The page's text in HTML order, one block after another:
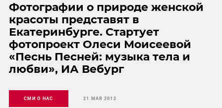
Фотографии о природе женской
красоты представят в
Екатеринбурге. Стартует
фотопроект Олеси Моисеевой
«Песнь Песней: музыка тела и
любви», ИА Вебург
СМИ О НАС 21 МАЯ 2012